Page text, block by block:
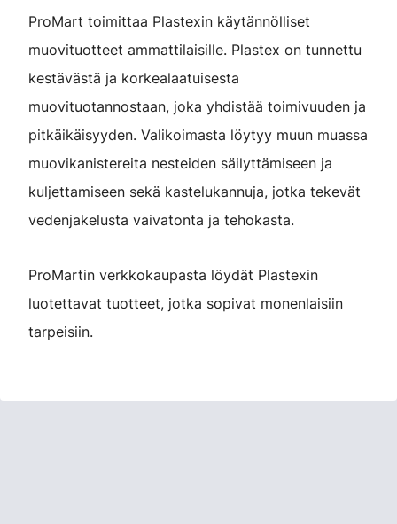
ProMart toimittaa Plastexin käytännölliset
muovituotteet ammattilaisille. Plastex on tunnettu
kestävästä ja korkealaatuisesta
muovituotannostaan, joka yhdistää toimivuuden ja
pitkäikäisyyden. Valikoimasta löytyy muun muassa
muovikanistereita nesteiden säilyttämiseen ja
kuljettamiseen sekä kastelukannuja, jotka tekevät
vedenjakelusta vaivatonta ja tehokasta.
ProMartin verkkokaupasta löydät Plastexin
luotettavat tuotteet, jotka sopivat monenlaisiin
tarpeisiin.